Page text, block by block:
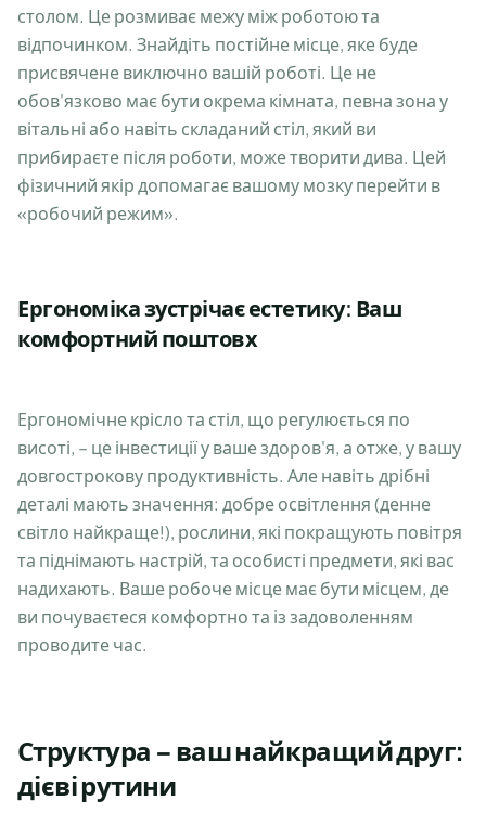
столом. Це розмиває межу між роботою та
відпочинком. Знайдіть постійне місце, яке буде
присвячене виключно вашій роботі. Це не
обов'язково має бути окрема кімната, певна зона у
вітальні або навіть складаний стіл, який ви
прибираєте після роботи, може творити дива. Цей
фізичний якір допомагає вашому мозку перейти в
«робочий режим».
Ергономіка зустрічає естетику: Ваш
комфортний поштовх
Ергономічне крісло та стіл, що регулюється по
висоті, – це інвестиції у ваше здоров'я, а отже, у вашу
довгострокову продуктивність. Але навіть дрібні
деталі мають значення: добре освітлення (денне
світло найкраще!), рослини, які покращують повітря
та піднімають настрій, та особисті предмети, які вас
надихають. Ваше робоче місце має бути місцем, де
ви почуваєтеся комфортно та із задоволенням
проводите час.
Структура – ваш найкращий друг:
дієві рутини